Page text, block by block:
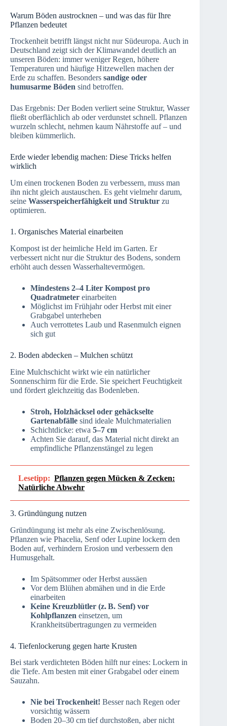
Warum Böden austrocknen – und was das für Ihre
Pflanzen bedeutet
Trockenheit betrifft längst nicht nur Südeuropa. Auch in
Deutschland zeigt sich der Klimawandel deutlich an
unseren Böden: immer weniger Regen, höhere
Temperaturen und häufige Hitzewellen machen der
Erde zu schaffen. Besonders sandige oder
humusarme Böden sind betroffen.
Das Ergebnis: Der Boden verliert seine Struktur, Wasser
fließt oberflächlich ab oder verdunstet schnell. Pflanzen
wurzeln schlecht, nehmen kaum Nährstoffe auf – und
bleiben kümmerlich.
Erde wieder lebendig machen: Diese Tricks helfen
wirklich
Um einen trockenen Boden zu verbessern, muss man
ihn nicht gleich austauschen. Es geht vielmehr darum,
seine Wasserspeicherfähigkeit und Struktur zu
optimieren.
1. Organisches Material einarbeiten
Kompost ist der heimliche Held im Garten. Er
verbessert nicht nur die Struktur des Bodens, sondern
erhöht auch dessen Wasserhaltevermögen.
Mindestens 2–4 Liter Kompost pro
Quadratmeter einarbeiten
Möglichst im Frühjahr oder Herbst mit einer
Grabgabel unterheben
Auch verrottetes Laub und Rasenmulch eignen
sich gut
2. Boden abdecken – Mulchen schützt
Eine Mulchschicht wirkt wie ein natürlicher
Sonnenschirm für die Erde. Sie speichert Feuchtigkeit
und fördert gleichzeitig das Bodenleben.
Stroh, Holzhäcksel oder gehäckselte
Gartenabfälle sind ideale Mulchmaterialien
Schichtdicke: etwa 5–7 cm
Achten Sie darauf, das Material nicht direkt an
empfindliche Pflanzenstängel zu legen
Lesetipp: Pflanzen gegen Mücken & Zecken:
Natürliche Abwehr
3. Gründüngung nutzen
Gründüngung ist mehr als eine Zwischenlösung.
Pflanzen wie Phacelia, Senf oder Lupine lockern den
Boden auf, verhindern Erosion und verbessern den
Humusgehalt.
Im Spätsommer oder Herbst aussäen
Vor dem Blühen abmähen und in die Erde
einarbeiten
Keine Kreuzblütler (z. B. Senf) vor
Kohlpflanzen einsetzen, um
Krankheitsübertragungen zu vermeiden
4. Tiefenlockerung gegen harte Krusten
Bei stark verdichteten Böden hilft nur eines: Lockern in
die Tiefe. Am besten mit einer Grabgabel oder einem
Sauzahn.
Nie bei Trockenheit! Besser nach Regen oder
vorsichtig wässern
Boden 20–30 cm tief durchstoßen, aber nicht